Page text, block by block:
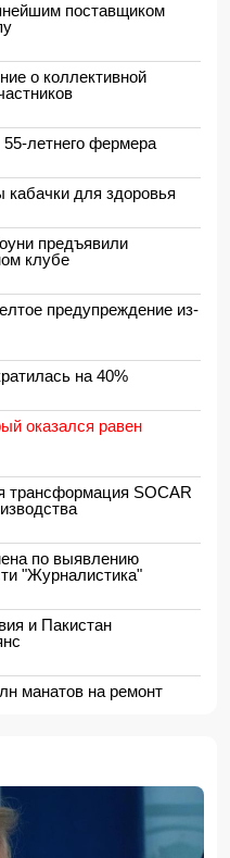
поставщиком
о коллективной
55-летнего фермера
кабачки для здоровья
предъявили
клубе
предупреждение из-
на 40%
оказался равен
SOCAR
по выявлению
"Журналистика"
и Пакистан
манатов на ремонт
по медиа и вещанию
в Баку потушен